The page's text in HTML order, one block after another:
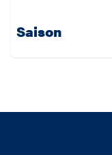
Saison